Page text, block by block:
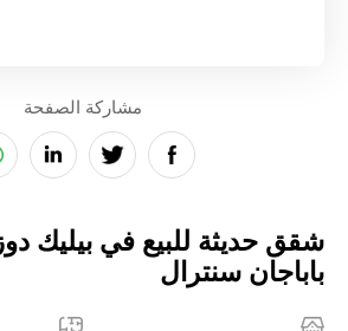
مشاركة الصفحة
شقق حديثة للبيع في بيليك
باباجان سنترال